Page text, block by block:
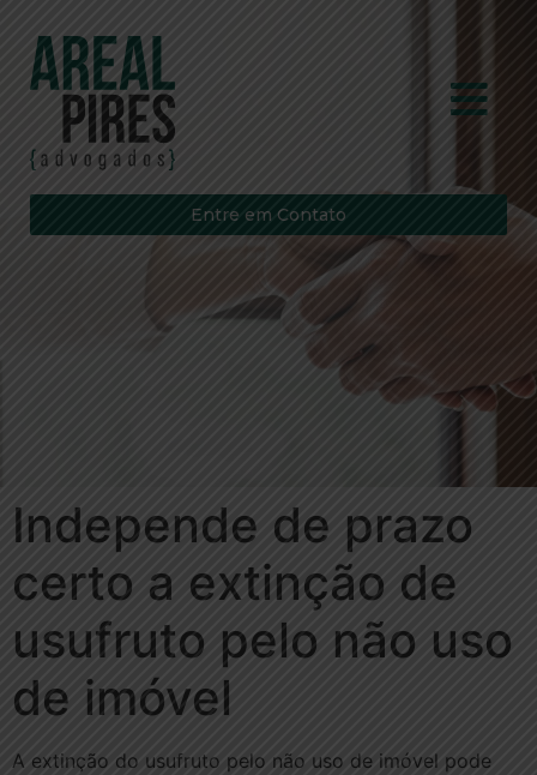
Entre em Contato
Independe de prazo
certo a extinção de
usufruto pelo não uso
de imóvel
A extinção do usufruto pelo não uso de imóvel pode